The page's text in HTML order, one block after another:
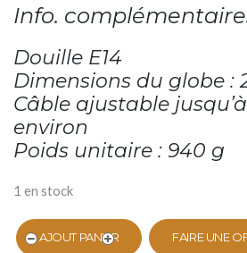
Info.
Douille E14
Dimensions du globe :
Câble ajustable
environ
Poids unitaire : 940 g
1 en stock
AJOUT PANIER FAIRE UNE